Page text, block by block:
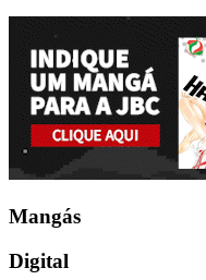
Mangás
Digital